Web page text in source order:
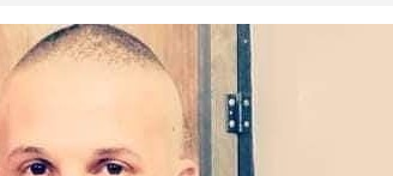
وفد من تيار الإصلاح الديمقراطي يساند
ومشاركة في وقفة تضامنية
تيار الإصلاح الديمقراطي في حركة فتح
لتكريم أسر الشهداء